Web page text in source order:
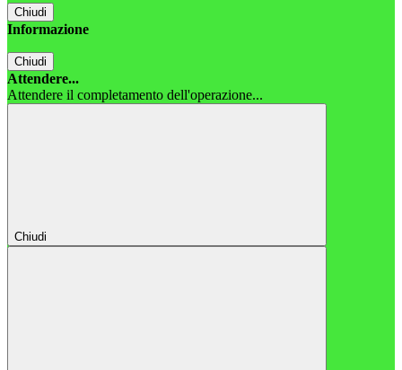
Chiudi
Informazione
Chiudi
Attendere...
Attendere il completamento dell'operazione...
Chiudi